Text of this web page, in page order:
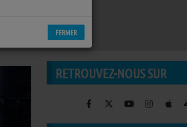
RETROUVEZ-NOUS SUR
FERMER